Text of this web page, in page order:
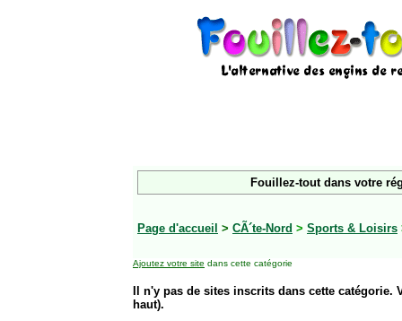
Fouillez-tout dans votre
Page d'accueil > CÃ´te-Nord > Sports & Loisirs
Ajoutez votre site dans cette catégorie
Il n'y pas de sites inscrits dans cette
haut).